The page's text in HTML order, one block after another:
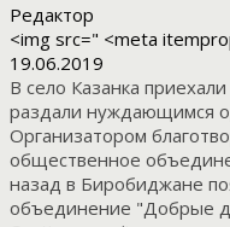
Редактор
<img src=" <meta
19.06.2019
В село Казанка
раздали нуждающимся
Организатором
общественное
назад в Биробиджане
объединение "Добрые